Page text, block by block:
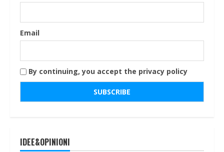
Email
By continuing, you accept the privacy policy
IDEE&OPINIONI